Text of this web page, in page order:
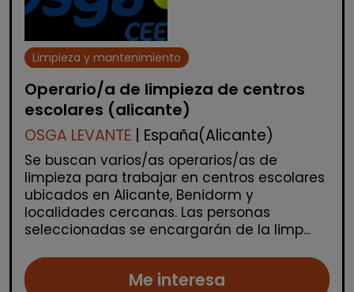
Limpieza y mantenimiento
Operario/a de limpieza de centros
escolares (alicante)
OSGA LEVANTE | España(Alicante)
Se buscan varios/as operarios/as de
limpieza para trabajar en centros escolares
ubicados en Alicante, Benidorm y
localidades cercanas. Las personas
seleccionadas se encargarán de la limp...
Me interesa